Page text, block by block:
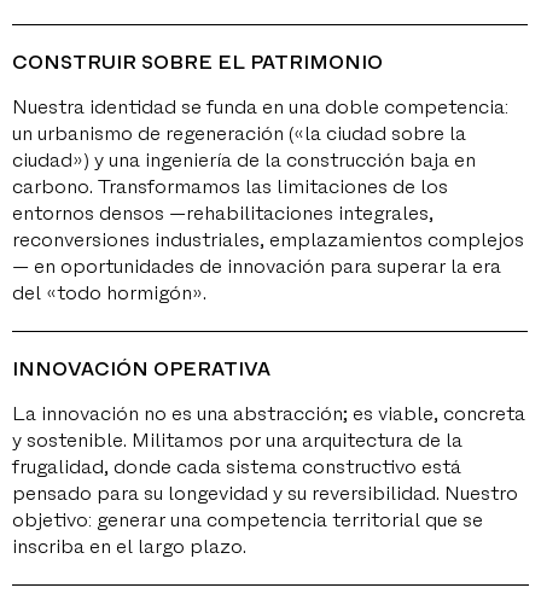
CONSTRUIR SOBRE EL PATRIMONIO
Nuestra identidad se funda en una doble competencia:
un urbanismo de regeneración («la ciudad sobre la
ciudad») y una ingeniería de la construcción baja en
carbono. Transformamos las limitaciones de los
entornos densos —rehabilitaciones integrales,
reconversiones industriales, emplazamientos complejos
— en oportunidades de innovación para superar la era
del «todo hormigón».
INNOVACIÓN OPERATIVA
La innovación no es una abstracción; es viable, concreta
y sostenible. Militamos por una arquitectura de la
frugalidad, donde cada sistema constructivo está
pensado para su longevidad y su reversibilidad. Nuestro
objetivo: generar una competencia territorial que se
inscriba en el largo plazo.